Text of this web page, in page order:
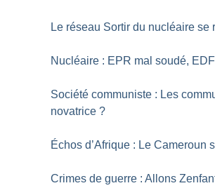
Le réseau Sortir du nucléaire se
Nucléaire : EPR mal soudé,
Société communiste : Les
novatrice ?
Échos d’Afrique : Le Cameroun
Crimes de guerre : Allons